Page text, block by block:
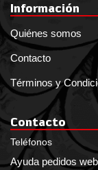
Información
Quiénes somos
Contacto
Términos y
Contacto
Teléfonos
Ayuda pedidos